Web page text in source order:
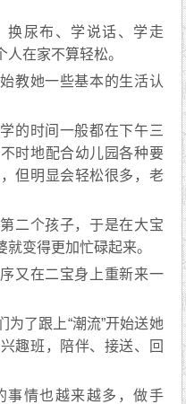
换尿布、学说话、学走
在家不算轻松。
教她一些基本的生活认
的时间一般都在下午三
时地配合幼儿园各种要
但明显会轻松很多，老
二个孩子，于是在大宝
变得更加忙碌起来。
又在二宝身上重新来一
为了跟上“潮流”开始送她
趣班，陪伴、接送、回
事情也越来越多，做手